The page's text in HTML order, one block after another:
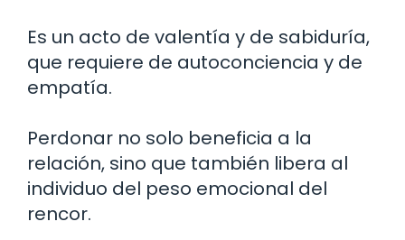
Es un acto de valentía y de sabiduría,
que requiere de autoconciencia y de
empatía.
Perdonar no solo beneficia a la
relación, sino que también libera al
individuo del peso emocional del
rencor.